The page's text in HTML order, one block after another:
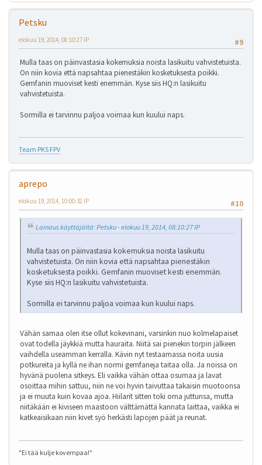
Petsku
#9
elokuu 19, 2014, 08:10:27 IP
Mulla taas on päinvastasia kokemuksia noista lasikuitu vahvistetuista.
On niin kovia että napsahtaa pienestäkin kosketuksesta poikki.
Gemfanin muoviset kesti enemmän. Kyse siis HQ:n lasikuitu
vahvistetuista.
Sormilla ei tarvinnu paljoa voimaa kun kuului naps.
Team PKS FPV
aprepo
#10
elokuu 19, 2014, 10:00:32 IP
Lainaus käyttäjältä: Petsku - elokuu 19, 2014, 08:10:27 IP
Mulla taas on päinvastasia kokemuksia noista lasikuitu
vahvistetuista. On niin kovia että napsahtaa pienestäkin
kosketuksesta poikki. Gemfanin muoviset kesti enemmän.
Kyse siis HQ:n lasikuitu vahvistetuista.
Sormilla ei tarvinnu paljoa voimaa kun kuului naps.
Vähän samaa olen itse ollut kokevinani, varsinkin nuo kolmelapaiset
ovat todella jäykkiä mutta hauraita. Niitä sai pienekin torpin jälkeen
vaihdella useamman kerralla. Kävin nyt testaamassa noita uusia
potkureita ja kyllä ne ihan normi gemfaneja taitaa olla. Ja noissa on
hyvänä puolena sitkeys. Eli vaikka vähän ottaa osumaa ja lavat
osoittaa mihin sattuu, niin ne voi hyvin taivuttaa takaisin muotoonsa
ja ei muuta kuin kovaa ajoa. Hiilarit sitten toki oma juttunsa, mutta
niitäkään ei kiviseen maastoon välttämättä kannata laittaa, vaikka ei
katkeaisikaan niin kivet syö herkästi lapojen päät ja reunat.
"Ei tää kulje kovempaa!"